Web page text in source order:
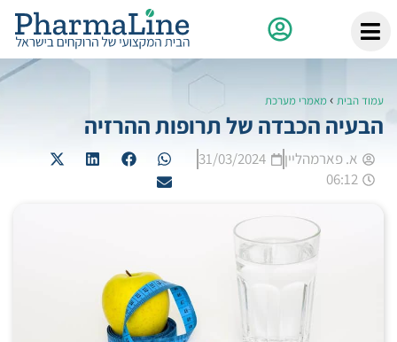
עמוד הבית ›מאמרי מערכת
הבעיה הכבדה של תרופות ההרזיה
א. פארמהליין
31/03/2024
06:12